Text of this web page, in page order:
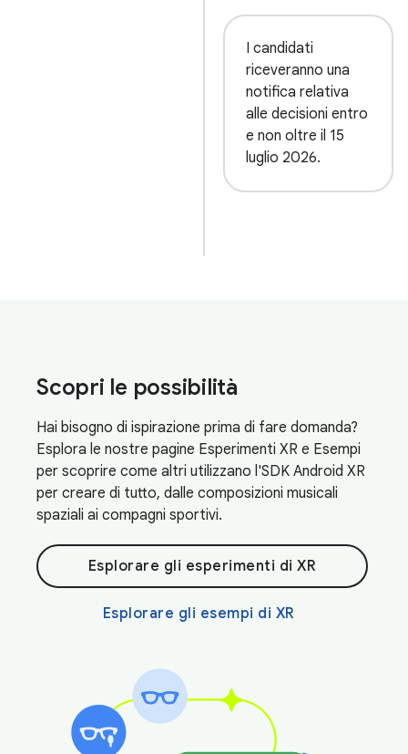
I candidati
riceveranno una
notifica relativa
alle decisioni entro
e non oltre il 15
luglio 2026.
Scopri le possibilità
Hai bisogno di ispirazione prima di fare domanda?
Esplora le nostre pagine Esperimenti XR e Esempi
per scoprire come altri utilizzano l'SDK Android XR
per creare di tutto, dalle composizioni musicali
spaziali ai compagni sportivi.
Esplorare gli esperimenti di XR
Esplorare gli esempi di XR